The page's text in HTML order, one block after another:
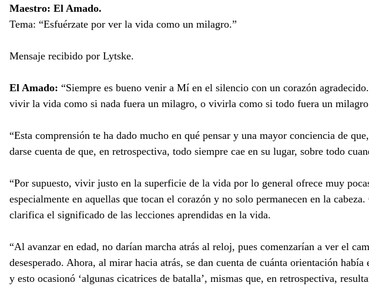
Maestro: El Amado.
Tema: “Esfuérzate por ver la vida como un milagro.”
Mensaje recibido por Lytske.
El Amado: “Siempre es bueno venir a Mí en el silencio con un corazón
vivir la vida como si nada fuera un milagro, o vivirla como si todo fuera un
“Esta comprensión te ha dado mucho en qué pensar y una mayor conciencia de
darse cuenta de que, en retrospectiva, todo siempre cae en su lugar, sobre todo
“Por supuesto, vivir justo en la superficie de la vida por lo general ofrece muy
especialmente en aquellas que tocan el corazón y no solo permanecen en la
clarifica el significado de las lecciones aprendidas en la vida.
“Al avanzar en edad, no darían marcha atrás al reloj, pues comenzarían a ver el
desesperado. Ahora, al mirar hacia atrás, se dan cuenta de cuánta orientación
y esto ocasionó ‘algunas cicatrices de batalla’, mismas que, en retrospectiva,